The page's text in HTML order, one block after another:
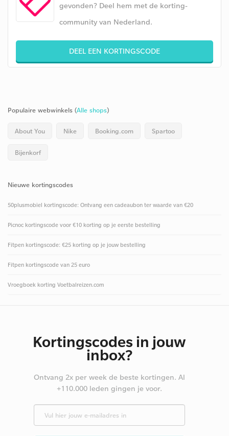
gevonden? Deel hem met de korting-
community van Nederland.
DEEL EEN KORTINGSCODE
Populaire webwinkels (Alle shops)
About You Nike Booking.com Spartoo
Bijenkorf
Nieuwe kortingscodes
50plusmobiel kortingscode: Ontvang een cadeaubon ter waarde van €20
Picnoc kortingscode voor €10 korting op je eerste bestelling
Fitpen kortingscode: €25 korting op je jouw bestelling
Fitpen kortingscode van 25 euro
Vroegboek korting Voetbalreizen.com
Kortingscodes in jouw
inbox?
Ontvang 2x per week de beste kortingen. Al
+110.000 leden gingen je voor.